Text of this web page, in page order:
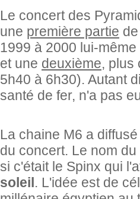
Le concert des
une première partie
1999 à 2000 lui-
et une deuxième, plus
5h40 à 6h30). Autant
santé de fer, n'a pas
La chaine M6 a
du concert. Le nom
si c'était le Spinx qui
soleil. L'idée est de